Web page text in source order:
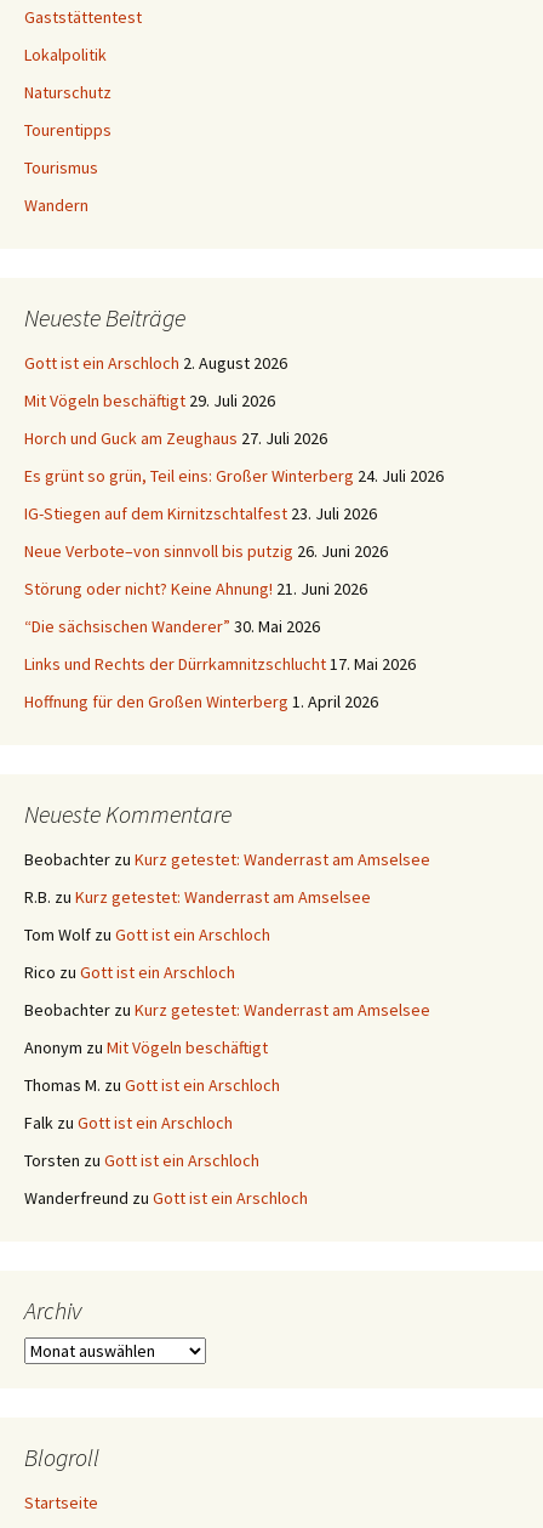
Gaststättentest
Lokalpolitik
Naturschutz
Tourentipps
Tourismus
Wandern
Neueste Beiträge
Gott ist ein Arschloch 2. August 2026
Mit Vögeln beschäftigt 29. Juli 2026
Horch und Guck am Zeughaus 27. Juli 2026
Es grünt so grün, Teil eins: Großer Winterberg 24. Juli 2026
IG-Stiegen auf dem Kirnitzschtalfest 23. Juli 2026
Neue Verbote–von sinnvoll bis putzig 26. Juni 2026
Störung oder nicht? Keine Ahnung! 21. Juni 2026
“Die sächsischen Wanderer” 30. Mai 2026
Links und Rechts der Dürrkamnitzschlucht17. Mai 2026
Hoffnung für den Großen Winterberg 1. April 2026
Neueste Kommentare
Beobachter zu Kurz getestet: Wanderrast am Amselsee
R.B. zu Kurz getestet: Wanderrast am Amselsee
Tom Wolf zu Gott ist ein Arschloch
Rico zu Gott ist ein Arschloch
Beobachter zu Kurz getestet: Wanderrast am Amselsee
Anonym zu Mit Vögeln beschäftigt
Thomas M. zu Gott ist ein Arschloch
Falk zu Gott ist ein Arschloch
Torsten zu Gott ist ein Arschloch
Wanderfreund zu Gott ist ein Arschloch
Archiv
Archiv
Blogroll
Startseite